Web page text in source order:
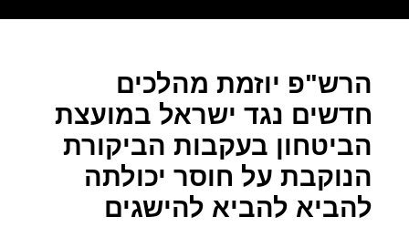
הרש"פ יוזמת מהלכים
חדשים נגד ישראל במועצת
הביטחון בעקבות הביקורת
הנוקבת על חוסר יכולתה
להביא להביא להישגים